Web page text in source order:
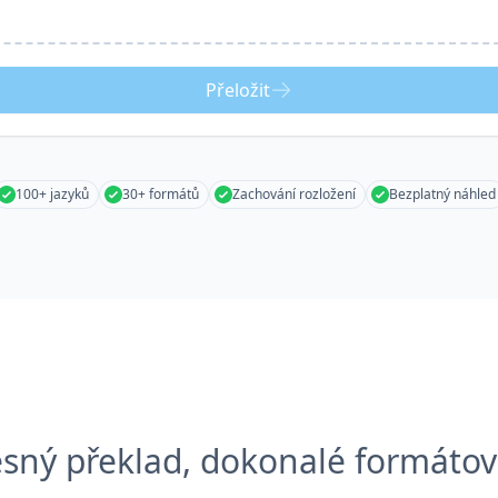
Přeložit
100+ jazyků 30+ formátů Zachování rozložení Bezplatný náhled
překlad, dokonalé